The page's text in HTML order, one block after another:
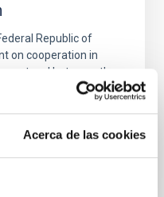
Acerca de las cookies
Republic of
on cooperation in
protocol between the
Spain, the Kingdom